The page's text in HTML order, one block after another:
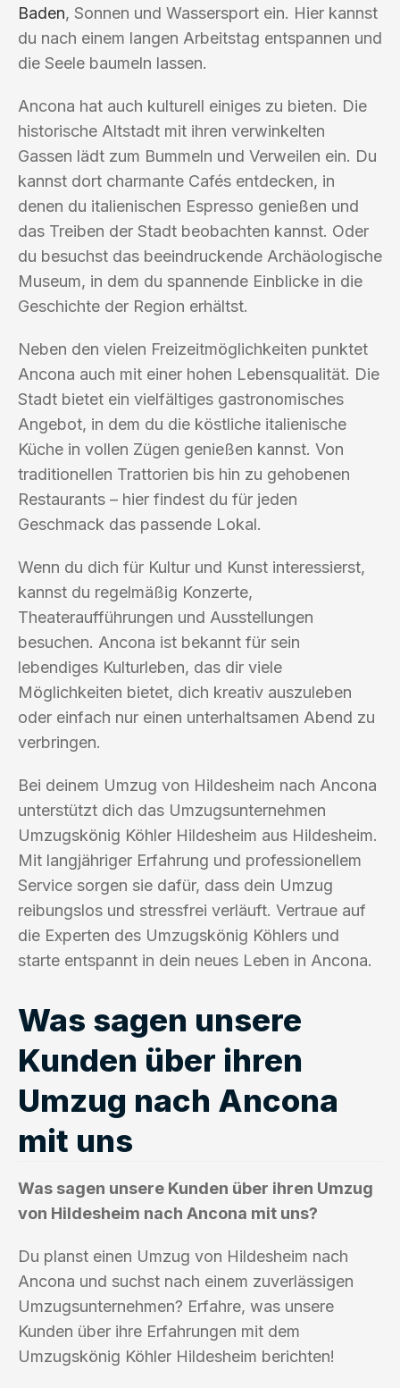
Baden, Sonnen und Wassersport ein. Hier kannst
du nach einem langen Arbeitstag entspannen und
die Seele baumeln lassen.
Ancona hat auch kulturell einiges zu bieten. Die
historische Altstadt mit ihren verwinkelten
Gassen lädt zum Bummeln und Verweilen ein. Du
kannst dort charmante Cafés entdecken, in
denen du italienischen Espresso genießen und
das Treiben der Stadt beobachten kannst. Oder
du besuchst das beeindruckende Archäologische
Museum, in dem du spannende Einblicke in die
Geschichte der Region erhältst.
Neben den vielen Freizeitmöglichkeiten punktet
Ancona auch mit einer hohen Lebensqualität. Die
Stadt bietet ein vielfältiges gastronomisches
Angebot, in dem du die köstliche italienische
Küche in vollen Zügen genießen kannst. Von
traditionellen Trattorien bis hin zu gehobenen
Restaurants – hier findest du für jeden
Geschmack das passende Lokal.
Wenn du dich für Kultur und Kunst interessierst,
kannst du regelmäßig Konzerte,
Theateraufführungen und Ausstellungen
besuchen. Ancona ist bekannt für sein
lebendiges Kulturleben, das dir viele
Möglichkeiten bietet, dich kreativ auszuleben
oder einfach nur einen unterhaltsamen Abend zu
verbringen.
Bei deinem Umzug von Hildesheim nach Ancona
unterstützt dich das Umzugsunternehmen
Umzugskönig Köhler Hildesheim aus Hildesheim.
Mit langjähriger Erfahrung und professionellem
Service sorgen sie dafür, dass dein Umzug
reibungslos und stressfrei verläuft. Vertraue auf
die Experten des Umzugskönig Köhlers und
starte entspannt in dein neues Leben in Ancona.
Was sagen unsere
Kunden über ihren
Umzug nach Ancona
mit uns
Was sagen unsere Kunden über ihren Umzug
von Hildesheim nach Ancona mit uns?
Du planst einen Umzug von Hildesheim nach
Ancona und suchst nach einem zuverlässigen
Umzugsunternehmen? Erfahre, was unsere
Kunden über ihre Erfahrungen mit dem
Umzugskönig Köhler Hildesheim berichten!